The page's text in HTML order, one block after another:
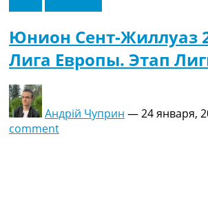
Юнион Сент-Жиллуаз
Лига Европы. Этап
Андрій Чуприн —24 января,
comment